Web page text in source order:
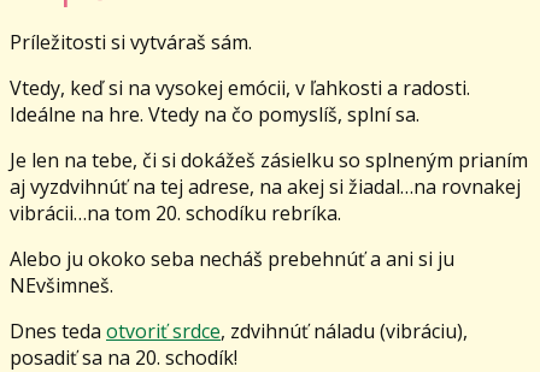
Príležitosti si vytváraš sám.
Vtedy, keď si na vysokej emócii, v ľahkosti a radosti.
Ideálne na hre. Vtedy na čo pomyslíš, splní sa.
Je len na tebe, či si dokážeš zásielku so splneným prianím
aj vyzdvihnúť na tej adrese, na akej si žiadal…na rovnakej
vibrácii…na tom 20. schodíku rebríka.
Alebo ju okoko seba necháš prebehnúť a ani si ju
NEvšimneš.
Dnes teda otvoriť srdce, zdvihnúť náladu (vibráciu),
posadiť sa na 20. schodík!